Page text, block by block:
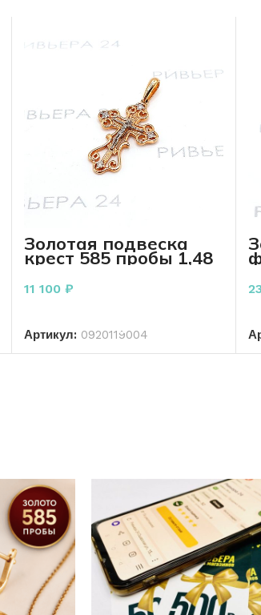
Золотая подвеска
крест 585 пробы 1,48
грамм
11 100 ₽
Артикул: 0920119004